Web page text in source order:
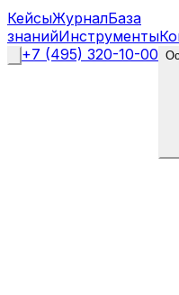
КейсыЖурналБаза
знанийИнструменты
+7 (495) 320-10-00